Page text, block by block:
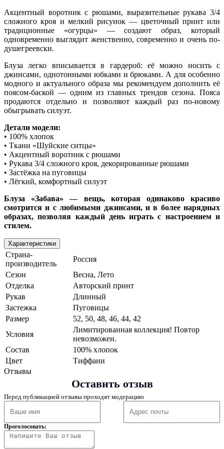
Акцентный воротник с рюшами, выразительные рукава 3/4
сложного кроя и мелкий рисунок — цветочный принт или
традиционные «огурцы» — создают образ, который
одновременно выглядит женственно, современно и очень по-
душегреевски.
Блуза легко вписывается в гардероб: её можно носить с
джинсами, однотонными юбками и брюками. А для особенно
модного и актуального образа мы рекомендуем дополнить её
поясом-баской — одним из главных трендов сезона. Пояса
продаются отдельно и позволяют каждый раз по-новому
обыгрывать силуэт.
Детали модели:
• 100% хлопок
• Ткани «Шуйские ситцы»
• Акцентный воротник с рюшами
• Рукава 3/4 сложного кроя, декорированные рюшами
• Застёжка на пуговицы
• Лёгкий, комфортный силуэт
Блуза «Забава» — вещь, которая одинаково красиво
смотрится и с любимыми джинсами, и в более нарядных
образах, позволяя каждый день играть с настроением и
стилем.
Характеристики
Страна-
производитель
Россия
Сезон
Весна, Лето
Отделка
Авторский принт
Рукав
Длинный
Застежка
Пуговицы
Размер
52, 50, 48, 46, 44, 42
Условия
Лимитированная коллекция! Повтор
невозможен.
Состав
100% хлопок
Цвет
Тиффани
Отзывы
Оставить отзыв
Перед публикацией отзывы проходят модерацию
Проголосовать: